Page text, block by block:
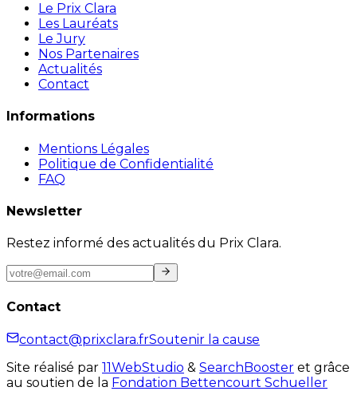
Le Prix Clara
Les Lauréats
Le Jury
Nos Partenaires
Actualités
Contact
Informations
Mentions Légales
Politique de Confidentialité
FAQ
Newsletter
Restez informé des actualités du Prix Clara.
Contact
contact@prixclara.frSoutenir la cause
Site réalisé par 11WebStudio & SearchBooster et grâce
au soutien de la Fondation Bettencourt Schueller